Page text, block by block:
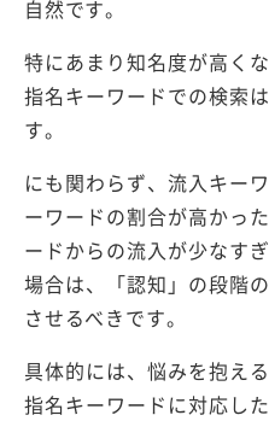
自然です。
特にあまり知名度が高く
指名キーワードでの検索
す。
にも関わらず、流入キー
ーワードの割合が高かっ
ードからの流入が少なす
場合は、「認知」の段階
させるべきです。
具体的には、悩みを抱え
指名キーワードに対応し